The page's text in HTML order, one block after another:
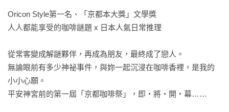
Oricon Style第一名、「京都本大獎」文學獎
人人都能享受的咖啡謎題 x 日本人氣日常推理
從常客變成解謎夥伴，再成為朋友，最終成了戀人。
無論眼前有多少神祕事件，與妳一起沉浸在咖啡香裡，是我的
小小心願。
平安神宮前的第一屆「京都咖啡祭」，即‧將‧開‧幕……